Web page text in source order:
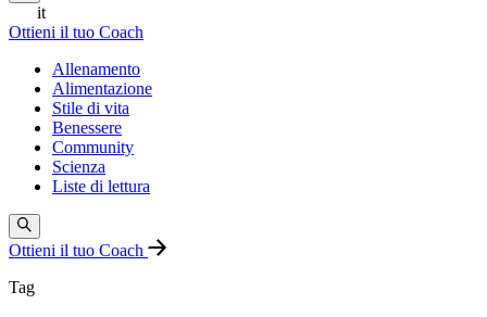
it
Ottieni il tuo Coach
Allenamento
Alimentazione
Stile di vita
Benessere
Community
Scienza
Liste di lettura
Ottieni il tuo Coach
Tag